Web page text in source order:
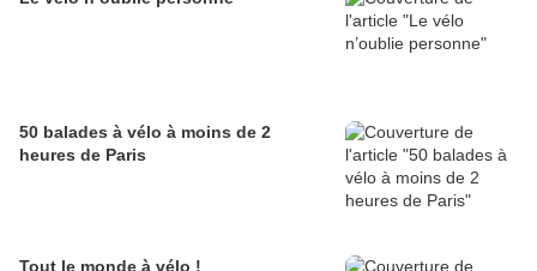
50 balades à vélo à moins de 2
heures de Paris
Tout le monde à vélo !